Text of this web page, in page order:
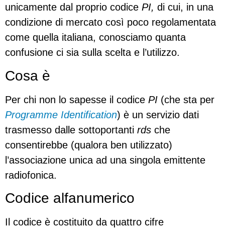
unicamente dal proprio codice PI, di cui, in una
condizione di mercato così poco regolamentata
come quella italiana, conosciamo quanta
confusione ci sia sulla scelta e l’utilizzo.
Cosa è
Per chi non lo sapesse il codice PI (che sta per
Programme Identification) è un servizio dati
trasmesso dalle sottoportanti rds che
consentirebbe (qualora ben utilizzato)
l’associazione unica ad una singola emittente
radiofonica.
Codice alfanumerico
Il codice è costituito da quattro cifre